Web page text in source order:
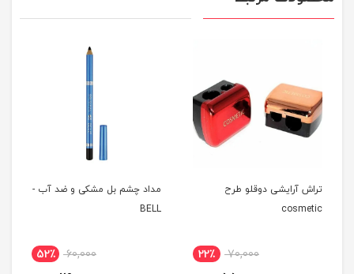
تراش آرایشی دوقلو طرح
cosmetic
70,000 22٪
مداد چشم بل مشکی و ضد آب -
BELL
60,000 52٪